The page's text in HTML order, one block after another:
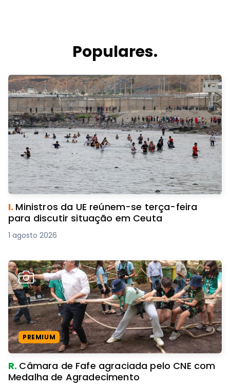
Populares.
I. Ministros da UE reúnem-se terça-feira
para discutir situação em Ceuta
1 agosto 2026
PREMIUM
R. Câmara de Fafe agraciada pelo CNE com
Medalha de Agradecimento